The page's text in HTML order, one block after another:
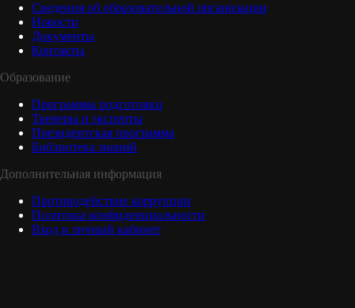
Сведения об образовательной организации
Новости
Документы
Контакты
Образование
Программы подготовки
Тренеры и эксперты
Президентская программа
Библиотека знаний
Дополнительная информация
Противодействие коррупции
Политика конфиденциальности
Вход в личный кабинет